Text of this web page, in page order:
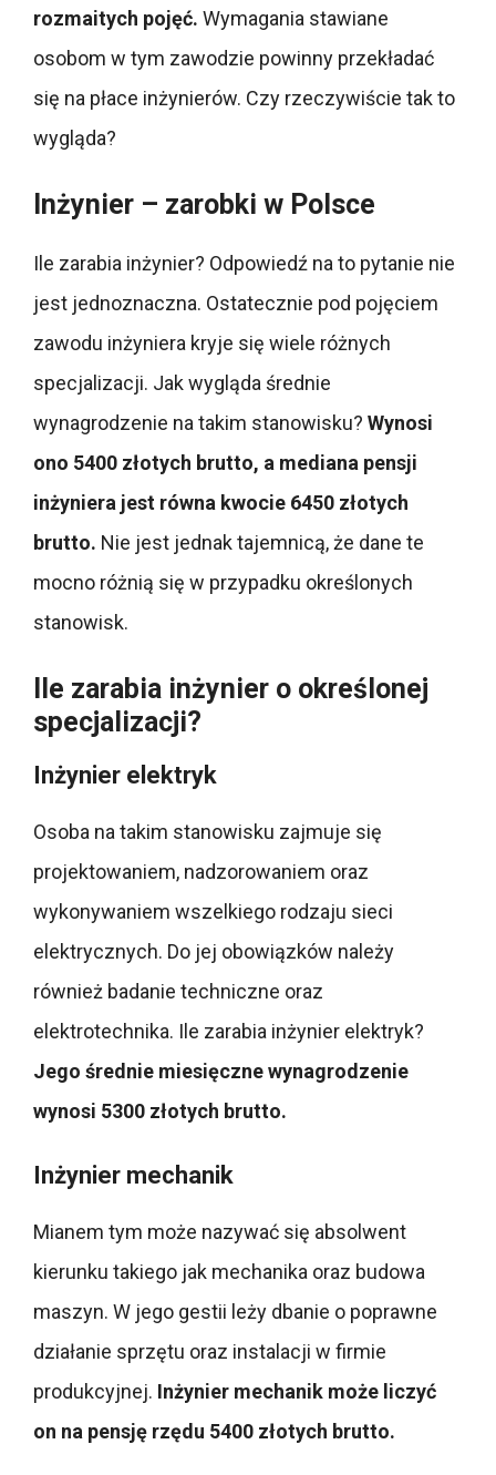
rozmaitych pojęć. Wymagania stawiane
osobom w tym zawodzie powinny przekładać
się na płace inżynierów. Czy rzeczywiście tak to
wygląda?
Inżynier – zarobki w Polsce
Ile zarabia inżynier? Odpowiedź na to pytanie nie
jest jednoznaczna. Ostatecznie pod pojęciem
zawodu inżyniera kryje się wiele różnych
specjalizacji. Jak wygląda średnie
wynagrodzenie na takim stanowisku? Wynosi
ono 5400 złotych brutto, a mediana pensji
inżyniera jest równa kwocie 6450 złotych
brutto. Nie jest jednak tajemnicą, że dane te
mocno różnią się w przypadku określonych
stanowisk.
Ile zarabia inżynier o określonej
specjalizacji?
Inżynier elektryk
Osoba na takim stanowisku zajmuje się
projektowaniem, nadzorowaniem oraz
wykonywaniem wszelkiego rodzaju sieci
elektrycznych. Do jej obowiązków należy
również badanie techniczne oraz
elektrotechnika. Ile zarabia inżynier elektryk?
Jego średnie miesięczne wynagrodzenie
wynosi 5300 złotych brutto.
Inżynier mechanik
Mianem tym może nazywać się absolwent
kierunku takiego jak mechanika oraz budowa
maszyn. W jego gestii leży dbanie o poprawne
działanie sprzętu oraz instalacji w firmie
produkcyjnej. Inżynier mechanik może liczyć
on na pensję rzędu 5400 złotych brutto.